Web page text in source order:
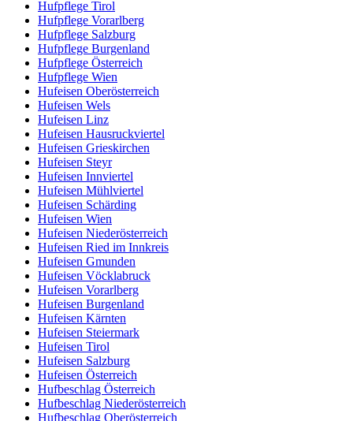
Hufpflege Tirol
Hufpflege Vorarlberg
Hufpflege Salzburg
Hufpflege Burgenland
Hufpflege Österreich
Hufpflege Wien
Hufeisen Oberösterreich
Hufeisen Wels
Hufeisen Linz
Hufeisen Hausruckviertel
Hufeisen Grieskirchen
Hufeisen Steyr
Hufeisen Innviertel
Hufeisen Mühlviertel
Hufeisen Schärding
Hufeisen Wien
Hufeisen Niederösterreich
Hufeisen Ried im Innkreis
Hufeisen Gmunden
Hufeisen Vöcklabruck
Hufeisen Vorarlberg
Hufeisen Burgenland
Hufeisen Kärnten
Hufeisen Steiermark
Hufeisen Tirol
Hufeisen Salzburg
Hufeisen Österreich
Hufbeschlag Österreich
Hufbeschlag Niederösterreich
Hufbeschlag Oberösterreich